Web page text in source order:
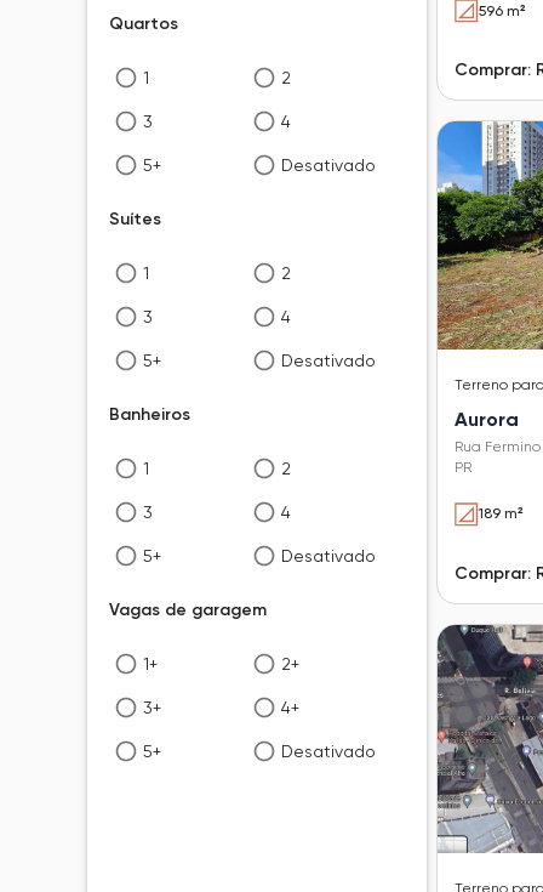
Quartos
1 2
3 4
5+ Desativado
Suítes
1 2
3 4
5+ Desativado
Banheiros
1 2
3 4
5+ Desativado
Vagas de garagem
1+ 2+
3+ 4+
5+ Desativado
596 m²
Comprar:
Terreno
Aurora
Rua
PR
189 m²
Comprar:
Terreno